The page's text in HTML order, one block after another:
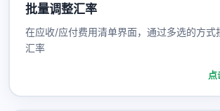
批量调整汇率
在应收/应付费用清单界面，通过多选的方式
汇率
点